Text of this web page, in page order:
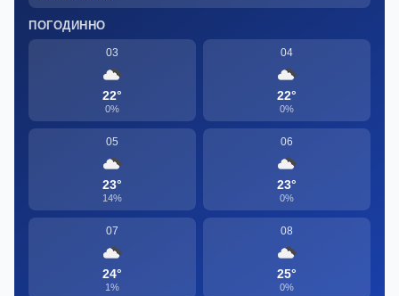
ПОГОДИННО
03
22°
0%
04
22°
0%
05
23°
14%
06
23°
0%
07
24°
1%
08
25°
0%